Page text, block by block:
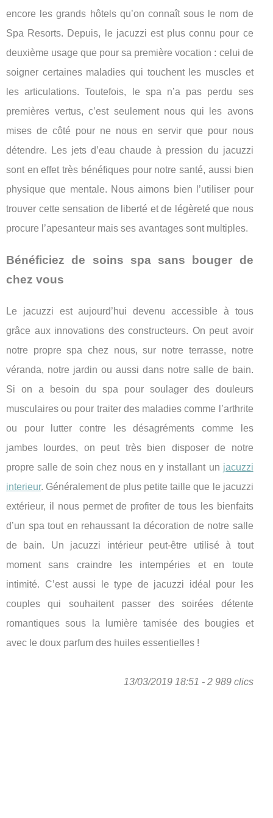
encore les grands hôtels qu’on connaît sous le nom de
Spa Resorts. Depuis, le jacuzzi est plus connu pour ce
deuxième usage que pour sa première vocation : celui de
soigner certaines maladies qui touchent les muscles et
les articulations. Toutefois, le spa n’a pas perdu ses
premières vertus, c’est seulement nous qui les avons
mises de côté pour ne nous en servir que pour nous
détendre. Les jets d’eau chaude à pression du jacuzzi
sont en effet très bénéfiques pour notre santé, aussi bien
physique que mentale. Nous aimons bien l’utiliser pour
trouver cette sensation de liberté et de légèreté que nous
procure l’apesanteur mais ses avantages sont multiples.
Bénéficiez de soins spa sans bouger de
chez vous
Le jacuzzi est aujourd’hui devenu accessible à tous
grâce aux innovations des constructeurs. On peut avoir
notre propre spa chez nous, sur notre terrasse, notre
véranda, notre jardin ou aussi dans notre salle de bain.
Si on a besoin du spa pour soulager des douleurs
musculaires ou pour traiter des maladies comme l’arthrite
ou pour lutter contre les désagréments comme les
jambes lourdes, on peut très bien disposer de notre
propre salle de soin chez nous en y installant un jacuzzi
interieur. Généralement de plus petite taille que le jacuzzi
extérieur, il nous permet de profiter de tous les bienfaits
d’un spa tout en rehaussant la décoration de notre salle
de bain. Un jacuzzi intérieur peut-être utilisé à tout
moment sans craindre les intempéries et en toute
intimité. C’est aussi le type de jacuzzi idéal pour les
couples qui souhaitent passer des soirées détente
romantiques sous la lumière tamisée des bougies et
avec le doux parfum des huiles essentielles !
13/03/2019 18:51 - 2 989 clics